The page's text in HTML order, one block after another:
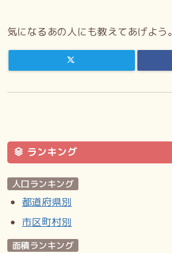
気になるあの人にも教えてあげよう。
ランキング
人口ランキング
都道府県別
市区町村別
面積ランキング